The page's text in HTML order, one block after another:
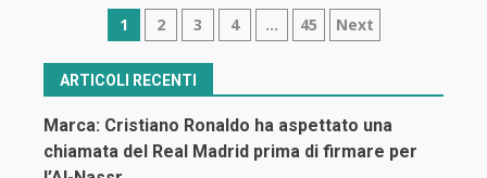
Navigazione
articoli
1 2 3 4 … 45 Next
ARTICOLI RECENTI
Marca: Cristiano Ronaldo ha aspettato una
chiamata del Real Madrid prima di firmare per